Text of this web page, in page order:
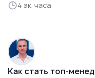
4 ак. часа
Как стать топ-